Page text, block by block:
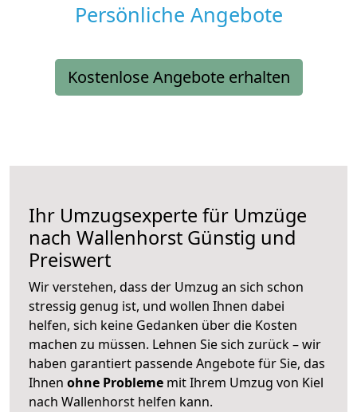
Persönliche Angebote
Kostenlose Angebote erhalten
Ihr Umzugsexperte für Umzüge
nach Wallenhorst Günstig und
Preiswert
Wir verstehen, dass der Umzug an sich schon
stressig genug ist, und wollen Ihnen dabei
helfen, sich keine Gedanken über die Kosten
machen zu müssen. Lehnen Sie sich zurück – wir
haben garantiert passende Angebote für Sie, das
Ihnen ohne Probleme mit Ihrem Umzug von Kiel
nach Wallenhorst helfen kann.